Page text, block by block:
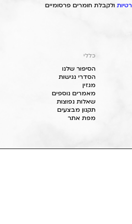
ולקבלת חומרים פרסומיים
כללי
הסיפור שלנו
הסדרי נגישות
מגזין
מאמרים נוספים
שאלות נפוצות
תקנון מבצעים
מפת אתר